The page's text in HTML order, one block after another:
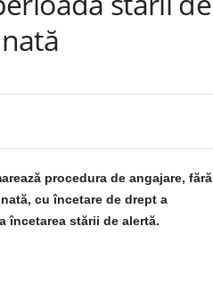
procedura de angajare, fără
cu încetare de drept a
încetarea stării de alertă.